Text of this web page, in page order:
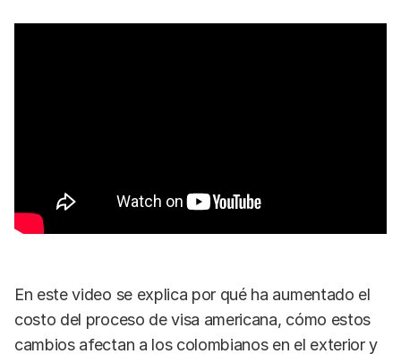
En este video se explica por qué ha aumentado el
costo del proceso de visa americana, cómo estos
cambios afectan a los colombianos en el exterior y